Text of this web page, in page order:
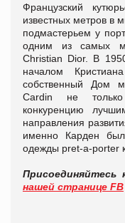
Французский
известных метров в
подмастерьем у
одним из самых
Christian Dior. В
началом
собственный Дом
Cardin не только
конкуренцию
направления
именно Карден
одежды pret-a-porter
Присоединяйтесь
нашей странице FB